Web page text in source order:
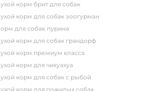
сухой корм брит для собак
сухой корм для собак зоогурман
корм для собак пурина
сухой корм для собак грандорф
сухой корм премиум класса
сухой корм для чихуахуа
сухой корм для собак с рыбой
сухой корм для пожилых собак